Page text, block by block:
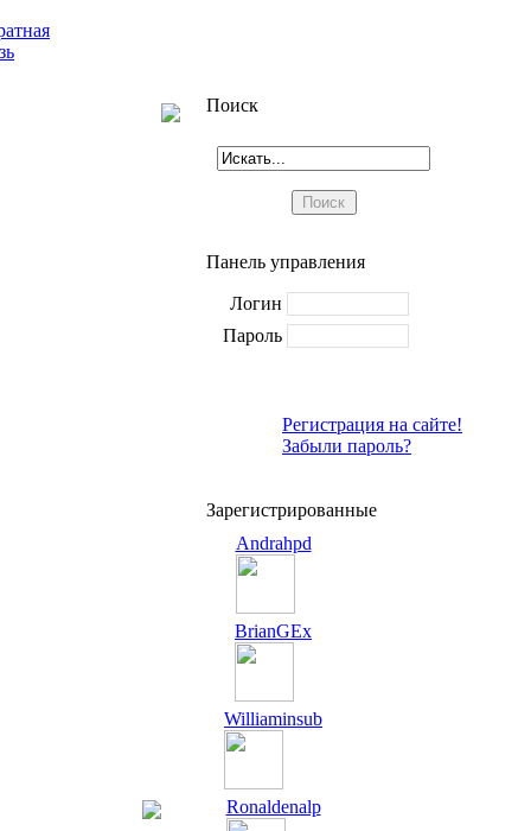
Поиск
Панель управления
Логин
Пароль
Регистрация на сайте!
Забыли пароль?
Зарегистрированные
Andrahpd
BrianGEx
Williaminsub
Ronaldenalp